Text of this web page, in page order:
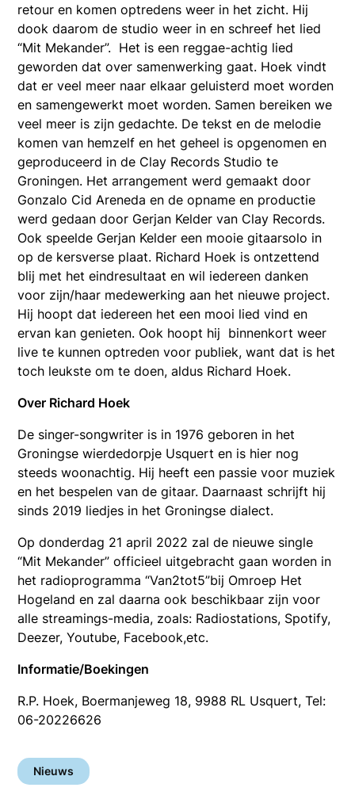
retour en komen optredens weer in het zicht. Hij
dook daarom de studio weer in en schreef het lied
“Mit Mekander”. Het is een reggae-achtig lied
geworden dat over samenwerking gaat. Hoek vindt
dat er veel meer naar elkaar geluisterd moet worden
en samengewerkt moet worden. Samen bereiken we
veel meer is zijn gedachte. De tekst en de melodie
komen van hemzelf en het geheel is opgenomen en
geproduceerd in de Clay Records Studio te
Groningen. Het arrangement werd gemaakt door
Gonzalo Cid Areneda en de opname en productie
werd gedaan door Gerjan Kelder van Clay Records.
Ook speelde Gerjan Kelder een mooie gitaarsolo in
op de kersverse plaat. Richard Hoek is ontzettend
blij met het eindresultaat en wil iedereen danken
voor zijn/haar medewerking aan het nieuwe project.
Hij hoopt dat iedereen het een mooi lied vind en
ervan kan genieten. Ook hoopt hij binnenkort weer
live te kunnen optreden voor publiek, want dat is het
toch leukste om te doen, aldus Richard Hoek.
Over Richard Hoek
De singer-songwriter is in 1976 geboren in het
Groningse wierdedorpje Usquert en is hier nog
steeds woonachtig. Hij heeft een passie voor muziek
en het bespelen van de gitaar. Daarnaast schrijft hij
sinds 2019 liedjes in het Groningse dialect.
Op donderdag 21 april 2022 zal de nieuwe single
“Mit Mekander” officieel uitgebracht gaan worden in
het radioprogramma “Van2tot5”bij Omroep Het
Hogeland en zal daarna ook beschikbaar zijn voor
alle streamings-media, zoals: Radiostations, Spotify,
Deezer, Youtube, Facebook,etc.
Informatie/Boekingen
R.P. Hoek, Boermanjeweg 18, 9988 RL Usquert, Tel:
06-20226626
Nieuws